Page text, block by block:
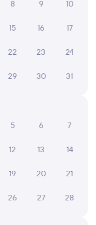
12 августа Маршрут
8 9 10
15 16 17
22 23 24
29 30 31
5 6 7
12 13 14
19 20 21
26 27 28